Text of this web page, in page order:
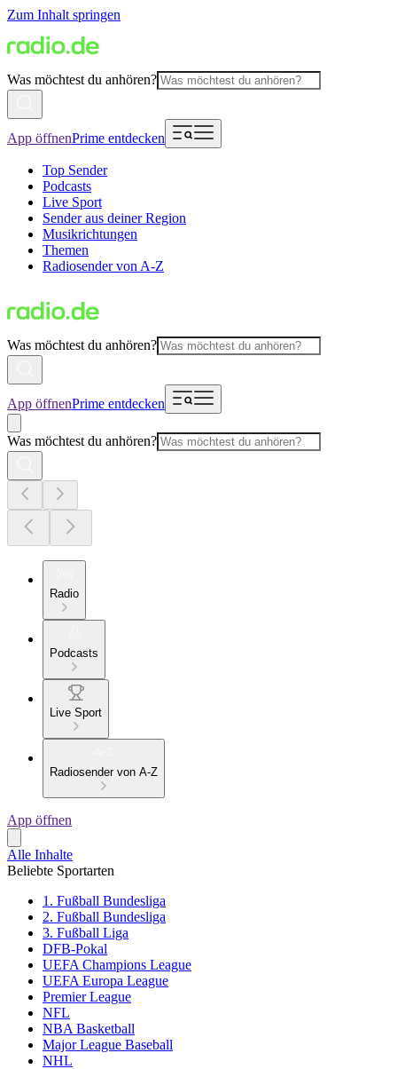
Zum Inhalt springen
Was möchtest du anhören?
App öffnenPrime entdecken
Top Sender
Podcasts
Live Sport
Sender aus deiner Region
Musikrichtungen
Themen
Radiosender von A-Z
Was möchtest du anhören?
App öffnenPrime entdecken
Was möchtest du anhören?
Radio
Podcasts
Live Sport
Radiosender von A-Z
App öffnen
Alle Inhalte
Beliebte Sportarten
1. Fußball Bundesliga
2. Fußball Bundesliga
3. Fußball Liga
DFB-Pokal
UEFA Champions League
UEFA Europa League
Premier League
NFL
NBA Basketball
Major League Baseball
NHL